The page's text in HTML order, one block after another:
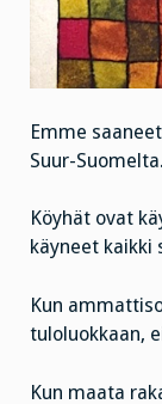
Emme
Suur-Suomelta.
Köyhät ovat
käyneet kaikki
Kun
tuloluokkaan,
Kun maata